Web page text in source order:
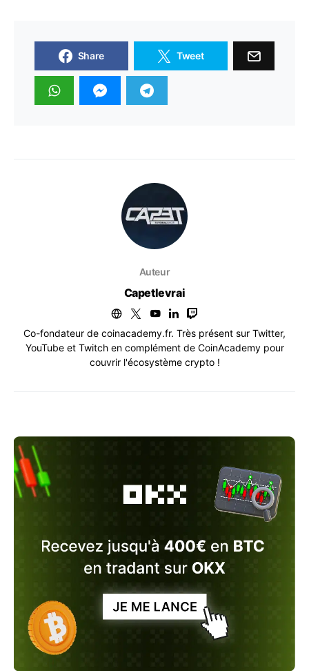
Share Tweet
Auteur
Capetlevrai
Co-fondateur de coinacademy.fr. Très présent sur Twitter,
YouTube et Twitch en complément de CoinAcademy pour
couvrir l'écosystème crypto !